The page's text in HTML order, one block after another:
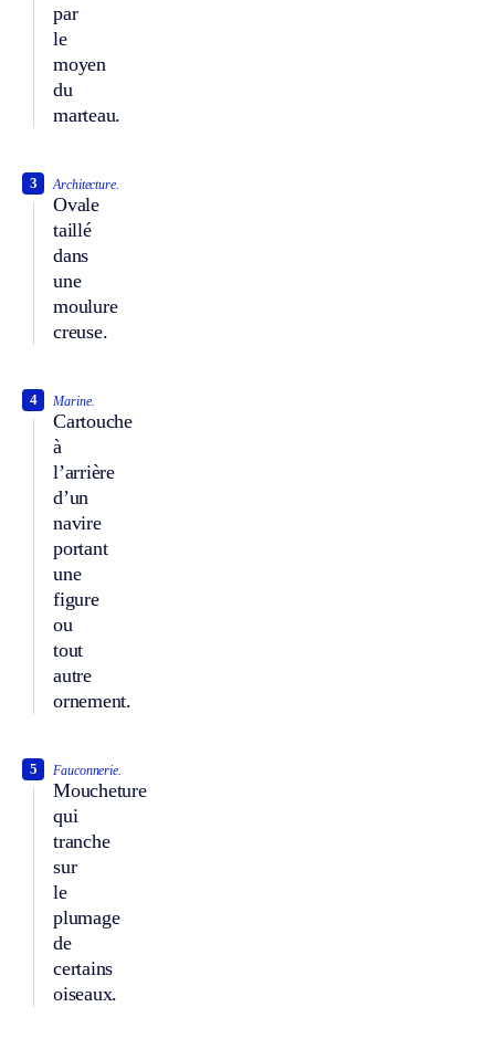
par
le
moyen
du
marteau.
Architecture.
Ovale
taillé
dans
une
moulure
creuse.
3
Marine.
Cartouche
à
l’arrière
d’un
navire
portant
une
figure
ou
tout
autre
ornement.
4
Fauconnerie.
Moucheture
qui
tranche
sur
le
plumage
de
certains
oiseaux.
5